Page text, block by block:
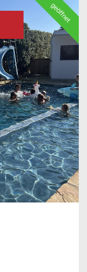
geöffnet